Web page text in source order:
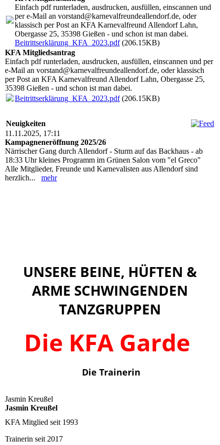
Einfach pdf runterladen, ausdrucken, ausfüllen, einscannen und
per e-Mail an vorstand@karnevalfreundeallendorf.de, oder
klassisch per Post an KFA Karnevalfreund Allendorf Lahn,
Obergasse 25, 35398 Gießen - und schon ist man dabei.
Beitrittserklärung_KFA_2023.pdf(206.15KB)
KFA Mitgliedsantrag
Einfach pdf runterladen, ausdrucken, ausfüllen, einscannen und per
e-Mail an vorstand@karnevalfreundeallendorf.de, oder klassisch
per Post an KFA Karnevalfreund Allendorf Lahn, Obergasse 25,
35398 Gießen - und schon ist man dabei.
Beitrittserklärung_KFA_2023.pdf(206.15KB)
Neuigkeiten
11.11.2025, 17:11
Kampagneneröffnung 2025/26
Närrischer Gang durch Allendorf - Sturm auf das Backhaus - ab
18:33 Uhr kleines Programm im Grünen Salon vom "el Greco"
Alle Mitglieder, Freunde und Karnevalisten aus Allendorf sind
herzlich... mehr
UNSERE BEINE, HÜFTEN &
ARME SCHWINGENDEN
TANZGRUPPEN
Die KFA Garde
Die Trainerin
Jasmin Kreußel
Jasmin Kreußel
KFA Mitglied seit 1993
Trainerin seit 2017